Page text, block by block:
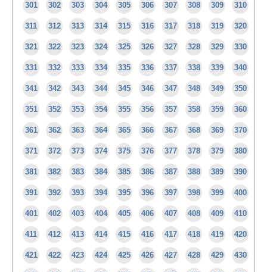
301 302 303 304 305 306 307 308 309 310
311 312 313 314 315 316 317 318 319 320
321 322 323 324 325 326 327 328 329 330
331 332 333 334 335 336 337 338 339 340
341 342 343 344 345 346 347 348 349 350
351 352 353 354 355 356 357 358 359 360
361 362 363 364 365 366 367 368 369 370
371 372 373 374 375 376 377 378 379 380
381 382 383 384 385 386 387 388 389 390
391 392 393 394 395 396 397 398 399 400
401 402 403 404 405 406 407 408 409 410
411 412 413 414 415 416 417 418 419 420
421 422 423 424 425 426 427 428 429 430